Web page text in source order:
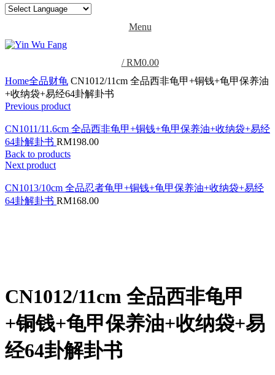
Menu
/ RM0.00
Home全品财龟 CN1012/11cm 全品西非龟甲+铜钱+龟甲保养油
+收纳袋+易经64卦解卦书
Previous product
CN1011/11.6cm 全品西非龟甲+铜钱+龟甲保养油+收纳袋+易经
64卦解卦书 RM198.00
Back to products
Next product
CN1013/10cm 全品忍者龟甲+铜钱+龟甲保养油+收纳袋+易经
64卦解卦书 RM168.00
CN1012/11cm 全品西非龟甲
+铜钱+龟甲保养油+收纳袋+易
经64卦解卦书